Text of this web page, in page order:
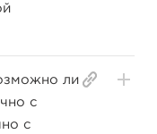
ли
с
с